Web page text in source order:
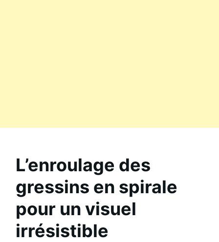
L’enroulage des
gressins en spirale
pour un visuel
irrésistible